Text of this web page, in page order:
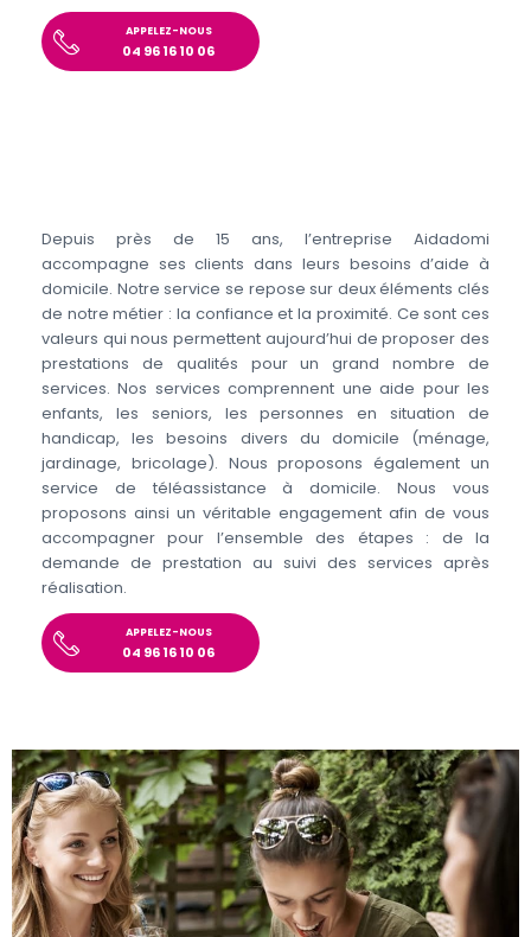
APPELEZ-NOUS
04 96 16 10 06
Depuis près de 15 ans, l’entreprise Aidadomi
accompagne ses clients dans leurs besoins d’aide à
domicile. Notre service se repose sur deux éléments clés
de notre métier : la confiance et la proximité. Ce sont ces
valeurs qui nous permettent aujourd’hui de proposer des
prestations de qualités pour un grand nombre de
services. Nos services comprennent une aide pour les
enfants, les seniors, les personnes en situation de
handicap, les besoins divers du domicile (ménage,
jardinage, bricolage). Nous proposons également un
service de téléassistance à domicile. Nous vous
proposons ainsi un véritable engagement afin de vous
accompagner pour l’ensemble des étapes : de la
demande de prestation au suivi des services après
réalisation.
APPELEZ-NOUS
04 96 16 10 06